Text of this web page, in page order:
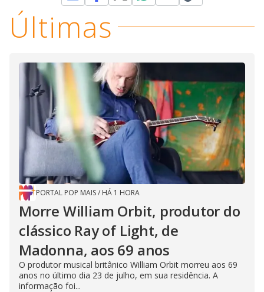
Últimas
PORTAL POP MAIS/ HÁ 1 HORA
Morre William Orbit, produtor do
clássico Ray of Light, de
Madonna, aos 69 anos
O produtor musical britânico William Orbit morreu aos 69
anos no último dia 23 de julho, em sua residência. A
informação foi...